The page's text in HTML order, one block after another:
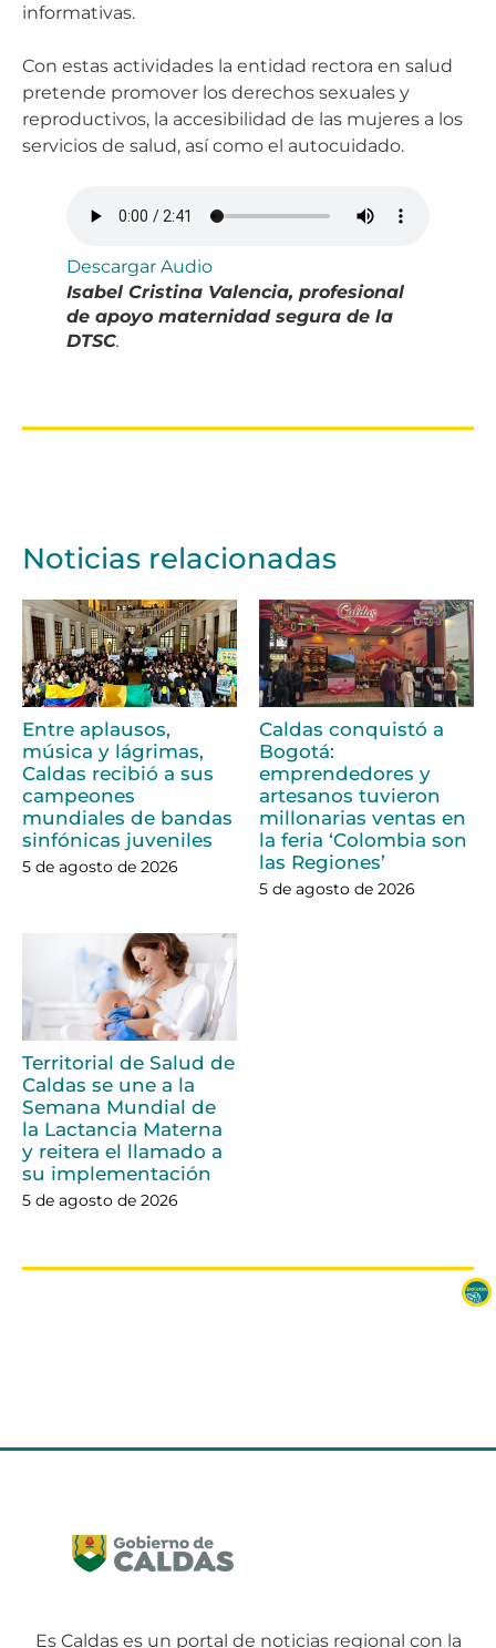
informativas.
Con estas actividades la entidad rectora en salud
pretende promover los derechos sexuales y
reproductivos, la accesibilidad de las mujeres a los
servicios de salud, así como el autocuidado.
Descargar Audio
Isabel Cristina Valencia, profesional
de apoyo maternidad segura de la
DTSC.
Noticias relacionadas
Entre aplausos,
música y lágrimas,
Caldas recibió a sus
campeones
mundiales de bandas
sinfónicas juveniles
5 de agosto de 2026
Caldas conquistó a
Bogotá:
emprendedores y
artesanos tuvieron
millonarias ventas en
la feria ‘Colombia son
las Regiones’
5 de agosto de 2026
Territorial de Salud de
Caldas se une a la
Semana Mundial de
la Lactancia Materna
y reitera el llamado a
su implementación
5 de agosto de 2026
Es Caldas es un portal de noticias regional con la